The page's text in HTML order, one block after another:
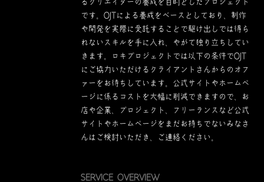
です。OJTによる養成をベースとしており、制作
や開発を実際に受託することで駆け出しでは得ら
れないスキルを手に入れ、やがて独り立ちしてい
きます。ロキプロジェクトでは以下の条件でOJT
にご協力いただけるクライアントさんからのオフ
ァーをお待ちしています。公式サイトやホームペ
ージに係るコストを大幅に削減できますので、お
店や企業、プロジェクト、フリーランスなど公式
サイトやホームページをまだお持ちでないみなさ
んはご検討いただき、ご連絡ください。
SERVICE OVERVIEW